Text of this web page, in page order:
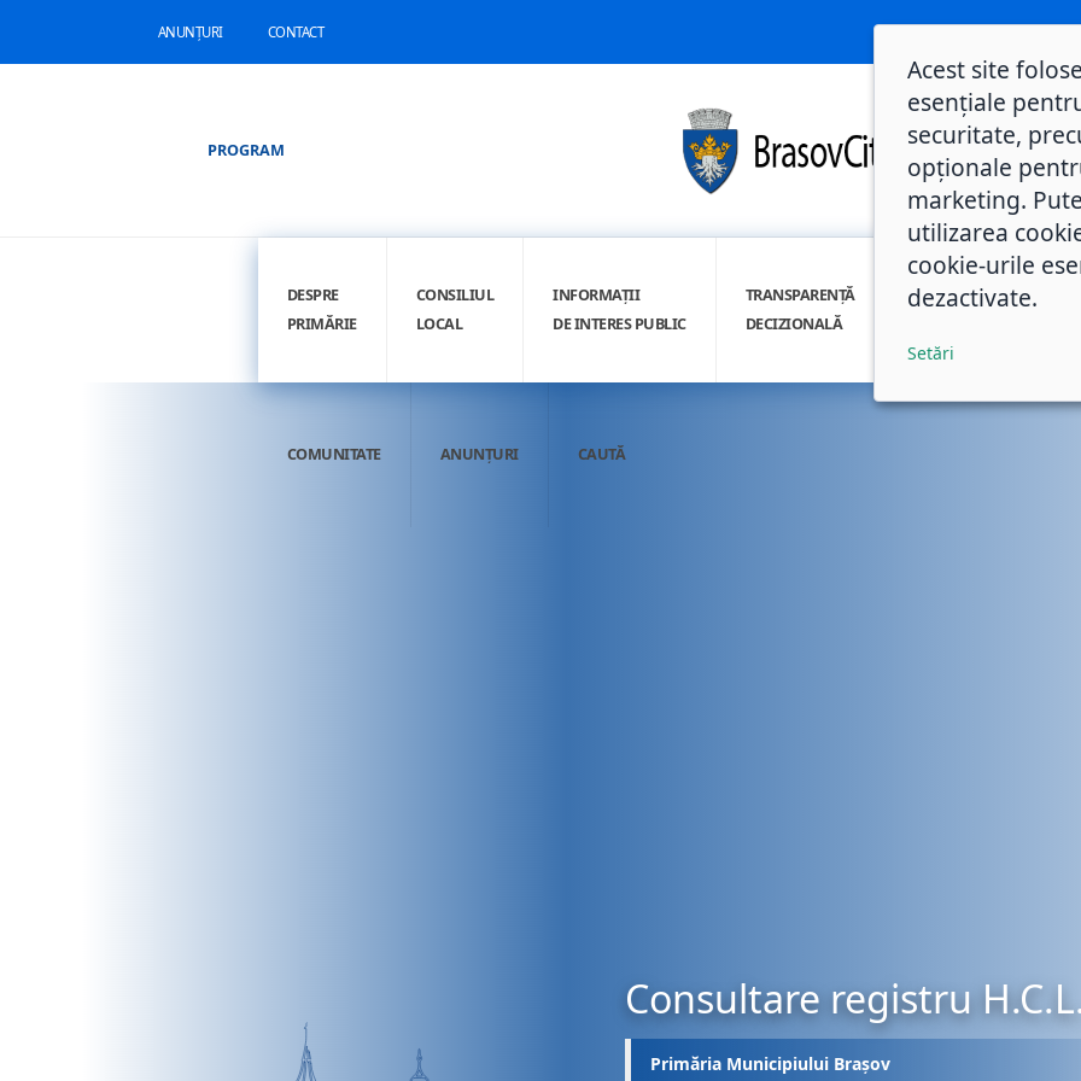
ANUNȚURI CONTACT
PROGRAM
DESPRE
PRIMĂRIE
CONSILIUL
LOCAL
INFORMAȚII
DE INTERES PUBLIC
TRANSPARENȚĂ
DECIZIONALĂ
INTEGRITATE
COMUNITATE ANUNȚURI CAUTĂ
Consultare registru
Primăria Municipiului Brașov
Acest site
esențiale
securitate,
opționale
marketing.
utilizarea
cookie-urile
dezactivate.
Setări